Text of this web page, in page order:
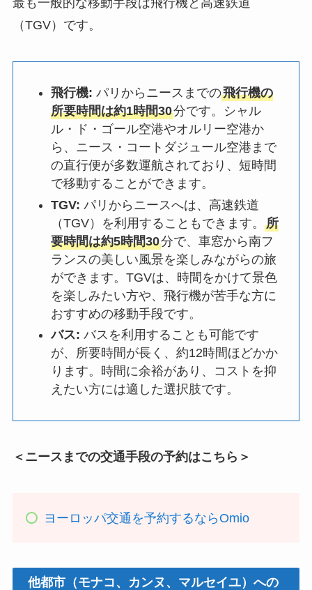
最も一般的な移動手段は飛行機と高速鉄道
（TGV）です。
飛行機: パリからニースまでの飛行機の
所要時間は約1時間30分です。シャル
ル・ド・ゴール空港やオルリー空港か
ら、ニース・コートダジュール空港まで
の直行便が多数運航されており、短時間
で移動することができます。
TGV: パリからニースへは、高速鉄道
（TGV）を利用することもできます。 所
要時間は約5時間30分で、車窓から南フ
ランスの美しい風景を楽しみながらの旅
ができます。TGVは、時間をかけて景色
を楽しみたい方や、飛行機が苦手な方に
おすすめの移動手段です。
バス: バスを利用することも可能です
が、所要時間が長く、約12時間ほどかか
ります。時間に余裕があり、コストを抑
えたい方には適した選択肢です。
＜ニースまでの交通手段の予約はこちら＞
ヨーロッパ交通を予約するならOmio
他都市（モナコ、カンヌ、マルセイユ）への